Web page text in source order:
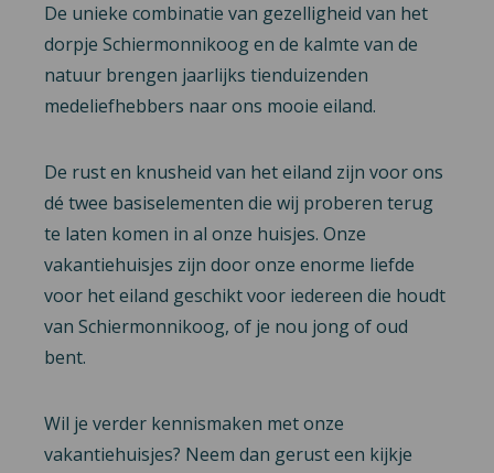
De unieke combinatie van gezelligheid van het
dorpje Schiermonnikoog en de kalmte van de
natuur brengen jaarlijks tienduizenden
medeliefhebbers naar ons mooie eiland.
De rust en knusheid van het eiland zijn voor ons
dé twee basiselementen die wij proberen terug
te laten komen in al onze huisjes. Onze
vakantiehuisjes zijn door onze enorme liefde
voor het eiland geschikt voor iedereen die houdt
van Schiermonnikoog, of je nou jong of oud
bent.
Wil je verder kennismaken met onze
vakantiehuisjes? Neem dan gerust een kijkje